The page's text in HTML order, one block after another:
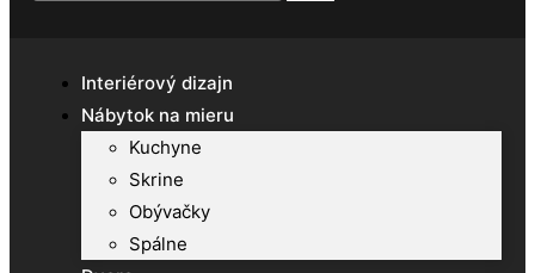
Interiérový dizajn
Nábytok na mieru
Kuchyne
Skrine
Obývačky
Spálne